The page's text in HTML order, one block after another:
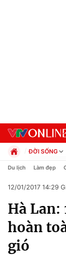
Chuyên mục
Chính trị
Xã hội
ĐỜI SỐNG
Chính trị
Pháp luật
Kinh tế
Thể thao
Truyền
Du lịch Làm đẹp
12/01/2017 14:29
Hà Lan:
hoàn
gió